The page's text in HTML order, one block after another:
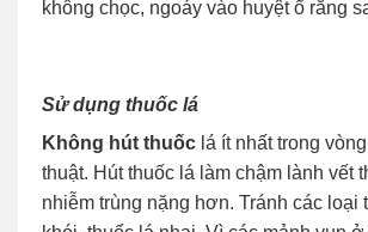
không chọc, ngoáy vào huyệt ổ răng
Sử dụng thuốc lá
Không hút thuốc lá ít nhất trong
thuật. Hút thuốc lá làm chậm lành vết
nhiễm trùng nặng hơn. Tránh các loại